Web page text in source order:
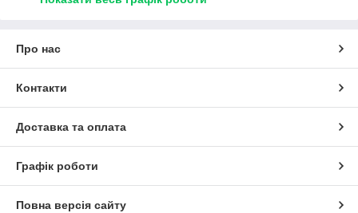
Про нас
Контакти
Доставка та оплата
Графік роботи
Повна версія сайту